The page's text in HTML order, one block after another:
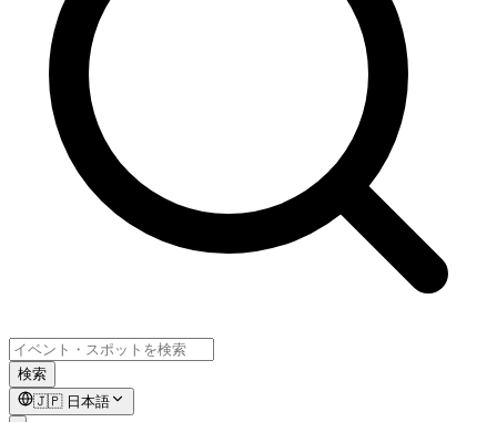
検索
🇯🇵 日本語